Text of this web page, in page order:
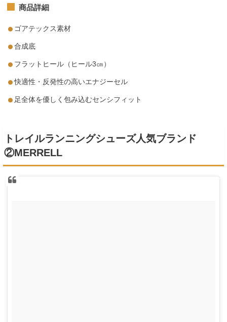
商品詳細
ゴアテックス素材
合成底
フラットヒール（ヒール3㎝）
快適性・反発性の高いエナジーセル
足全体を優しく包み込むセンシフィット
トレイルランニングシューズ人気ブランド
②MERRELL